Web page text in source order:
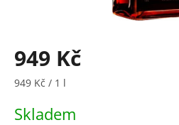
949 Kč
Měrná
949 Kč / 1 l
Skladem